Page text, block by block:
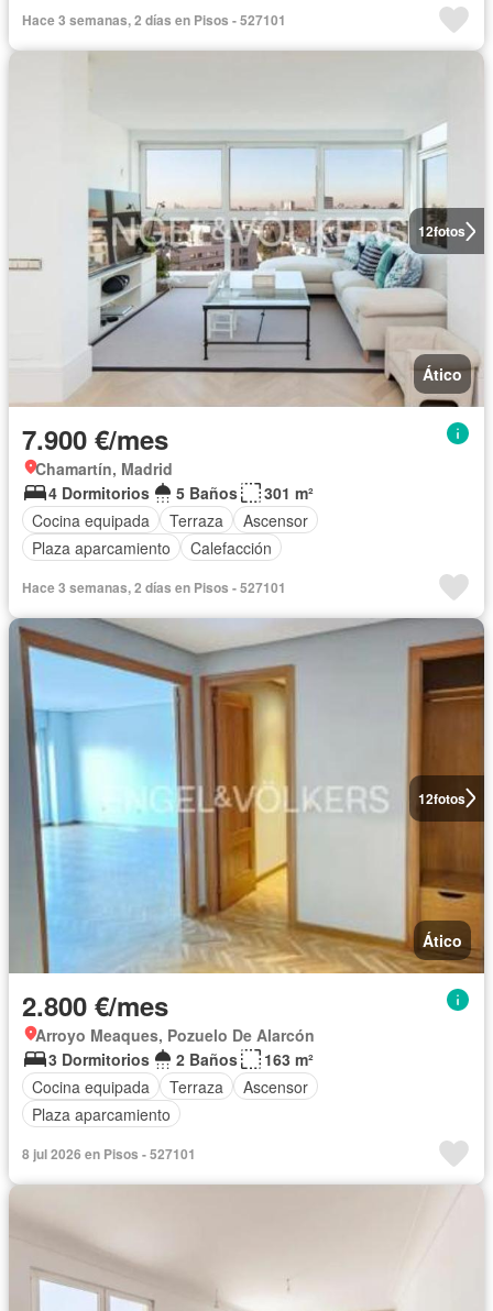
Hace 3 semanas, 2 días en Pisos - 527101
12fotos
Ático
7.900 €/mes
Chamartín, Madrid
4 Dormitorios
5 Baños
301 m²
Cocina equipada
Terraza
Ascensor
Plaza aparcamiento
Calefacción
Hace 3 semanas, 2 días en Pisos - 527101
12fotos
Ático
2.800 €/mes
Arroyo Meaques, Pozuelo De Alarcón
3 Dormitorios
2 Baños
163 m²
Cocina equipada
Terraza
Ascensor
Plaza aparcamiento
8 jul 2026 en Pisos - 527101